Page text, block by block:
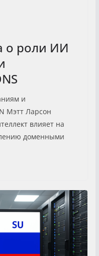
о роли ИИ
и
Мэтт Ларсон
влияет на
доменными